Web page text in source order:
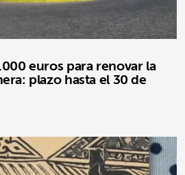
euros para renovar la
plazo hasta el 30 de